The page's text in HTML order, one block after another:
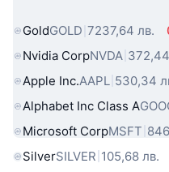
GoldGOLD 7237,64 лв.
Nvidia CorpNVDA
Apple Inc.AAPL 530,34
Alphabet Inc Class A
Microsoft CorpMSFT
SilverSILVER 105,68 лв.